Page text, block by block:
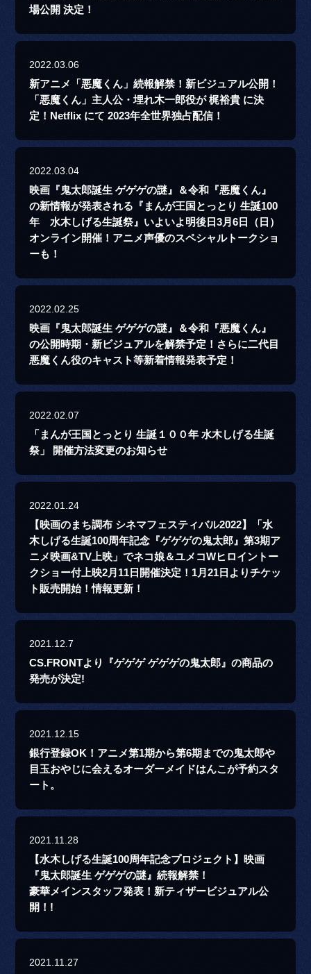
場公開 決定！
2022.03.06
新アニメ「悪魔くん」続報解禁！新ビジュアル公開！
「悪魔くん」主人公・埋れ木一郎役が 梶裕貴 に決
定！Netflix にて 2023年全世界独占配信！
2022.03.04
映画『鬼太郎誕生 ゲゲゲの謎』＆令和『悪魔くん』
の新情報が発表される『まんが王国とっとり 生誕100
年 水木しげる生誕祭』いよいよ明後日3月6日（日）
オンライン開催！アニメ声優のスペシャルトークショ
ーも！
2022.02.25
映画『鬼太郎誕生 ゲゲゲの謎』＆令和『悪魔くん』
の公開時期・新ビジュアルを解禁予定！さらに二代目
悪魔くん役のキャスト等新着情報発表予定！
2022.02.07
「まんが王国とっとり 生誕１００年 水木しげる生誕
祭」 開催方法変更のお知らせ
2022.01.24
【映画のまち調布 シネマフェスティバル2022】「水
木しげる生誕100周年記念『ゲゲゲの鬼太郎』第3期ア
ニメ映画&TV上映」でネコ娘＆ユメコWヒロイントー
クショー付上映2月11日開催決定！1月21日よりチケッ
ト販売開始！情報更新！
2021.12.7
CS.FRONTより『ゲゲゲ ゲゲゲの鬼太郎』の商品の
発売が決定!
2021.12.15
銀行登録OK！アニメ第1期から第6期までの鬼太郎や
目玉おやじに会えるオーダーメイドはんこが予約スタ
ート。
2021.11.28
【水木しげる生誕100周年記念プロジェクト】映画
『鬼太郎誕生 ゲゲゲの謎』続報解禁！
豪華メインスタッフ発表！新ティザービジュアル公
開！!
2021.11.27